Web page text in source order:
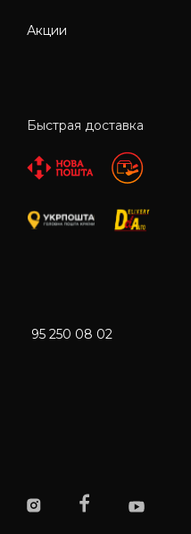
Акции
Быстрая доставка
95 250 08 02